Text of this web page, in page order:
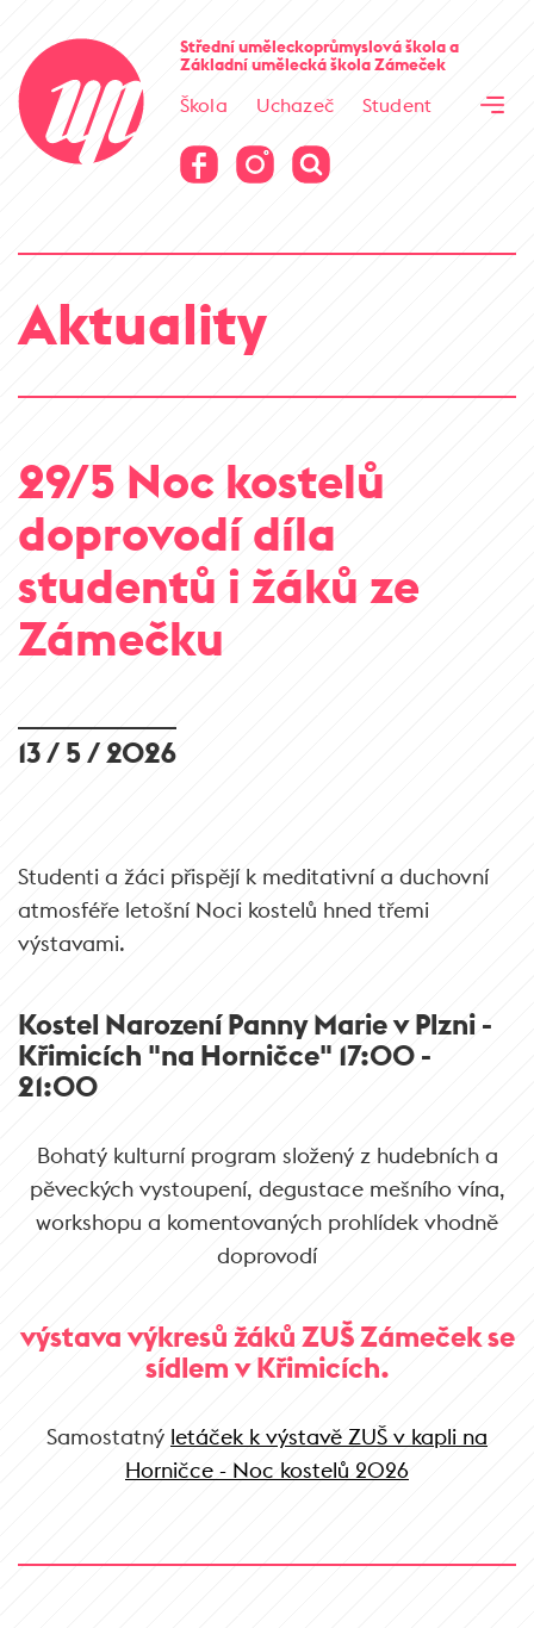
Střední uměleckoprůmyslová školaa
Základní umělecká školaZámeček
Škola Uchazeč
Student
Virtuální prohlídka
Virtuální prohlídka
Aktuality
29/5 Noc kostelů
doprovodí díla
studentů i žáků ze
Zámečku
13 / 5 / 2026
Studenti a žáci přispějí k meditativní a duchovní
atmosféře letošní Noci kostelů hned třemi
výstavami.
Kostel Narození Panny Marie v Plzni -
Křimicích "na Horničce" 17:00 -
21:00
Bohatý kulturní program složený z hudebních a
pěveckých vystoupení, degustace mešního vína,
workshopu a komentovaných prohlídek vhodně
doprovodí
výstava výkresů žáků ZUŠ Zámeček se
sídlem v Křimicích.
Samostatný letáček k výstavě ZUŠ v kapli na
Horničce - Noc kostelů 2026